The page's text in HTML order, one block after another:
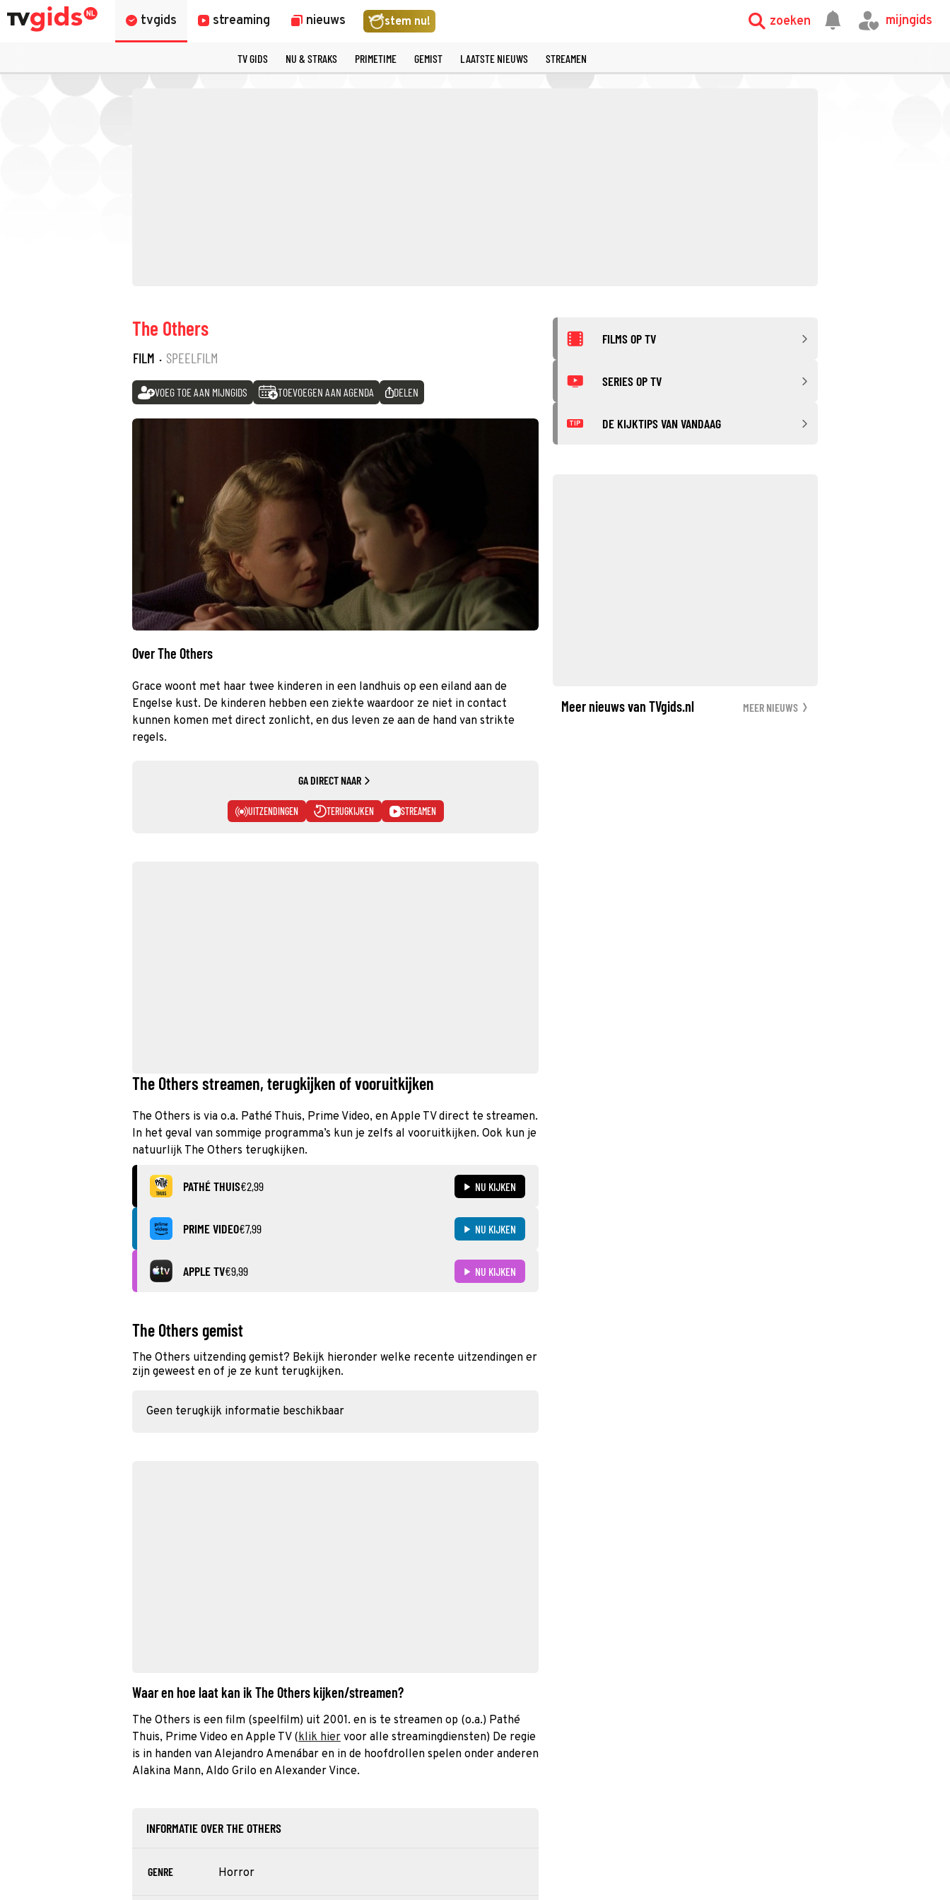
tvgids streaming nieuws stem nu! zoeken mijngids
TV GIDS NU & STRAKS PRIMETIME GEMIST LAATSTE NIEUWS STREAMEN
The Others
FILM · SPEELFILM
VOEG TOE AAN MIJNGIDS TOEVOEGEN AAN AGENDA DELEN
Over The Others
Grace woont met haar twee kinderen in een landhuis op een eiland aan de
Engelse kust. De kinderen hebben een ziekte waardoor ze niet in contact
kunnen komen met direct zonlicht, en dus leven ze aan de hand van strikte
regels.
GA DIRECT NAAR
UITZENDINGEN TERUGKIJKEN STREAMEN
The Others streamen, terugkijken of vooruitkijken
The Others is via o.a. Pathé Thuis, Prime Video, en Apple TV direct te streamen.
In het geval van sommige programma’s kun je zelfs al vooruitkijken. Ook kun je
natuurlijk The Others terugkijken.
PATHÉ THUIS€2,99 NU KIJKEN
PRIME VIDEO€7,99 NU KIJKEN
APPLE TV€9,99 NU KIJKEN
The Others gemist
The Others uitzending gemist? Bekijk hieronder welke recente uitzendingen er
zijn geweest en of je ze kunt terugkijken.
Geen terugkijk informatie beschikbaar
Waar en hoe laat kan ik The Others kijken/streamen?
The Others is een film (speelfilm) uit 2001. en is te streamen op (o.a.) Pathé
Thuis, Prime Video en Apple TV (klik hier voor alle streamingdiensten) De regie
is in handen van Alejandro Amenábar en in de hoofdrollen spelen onder anderen
Alakina Mann, Aldo Grilo en Alexander Vince.
INFORMATIE OVER THE OTHERS
GENRE Horror
FILMS OP TV
SERIES OP TV
TIP DE KIJKTIPS VAN VANDAAG
Meer nieuws van TVgids.nl MEER NIEUWS